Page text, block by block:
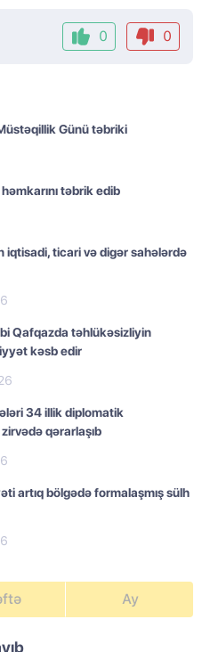
0 0
Günü təbriki
təbrik edib
iqtisadi, ticari və digər sahələrdə
Qafqazda təhlükəsizliyin
kəsb edir
34 illik diplomatik
qərarlaşıb
artıq bölgədə formalaşmış sülh
Ay